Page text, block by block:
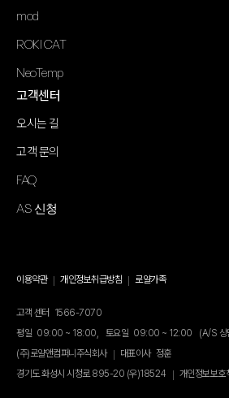
mod
ROKI CAT
NeoTemp
고객센터
오시는 길
고객 문의
FAQ
AS 신청
이용약관 개인정보취급방침 로얄가족
고객 센터
1566-7070
평일 09:00 ~ 18:00, 토요일 09:00 ~ 12:00
(A/S 상
(주)로얄앤컴퍼니주식회사
대표이사 정훈
경기도 화성시 시청로 895-20 (우)18524
개인정보보호